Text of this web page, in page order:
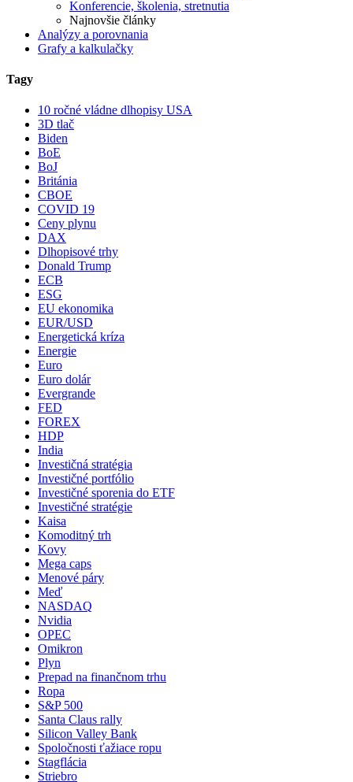
Konferencie, školenia, stretnutia
Najnovšie články
Analýzy a porovnania
Grafy a kalkulačky
Tagy
10 ročné vládne dlhopisy USA
3D tlač
Biden
BoE
BoJ
Británia
CBOE
COVID 19
Ceny plynu
DAX
Dlhopisové trhy
Donald Trump
ECB
ESG
EU ekonomika
EUR/USD
Energetická kríza
Energie
Euro
Euro dolár
Evergrande
FED
FOREX
HDP
India
Investičná stratégia
Investičné portfólio
Investičné sporenia do ETF
Investičné stratégie
Kaisa
Komoditný trh
Kovy
Mega caps
Menové páry
Meď
NASDAQ
Nvidia
OPEC
Omikron
Plyn
Prepad na finančnom trhu
Ropa
S&P 500
Santa Claus rally
Silicon Valley Bank
Spoločnosti ťažiace ropu
Stagflácia
Striebro